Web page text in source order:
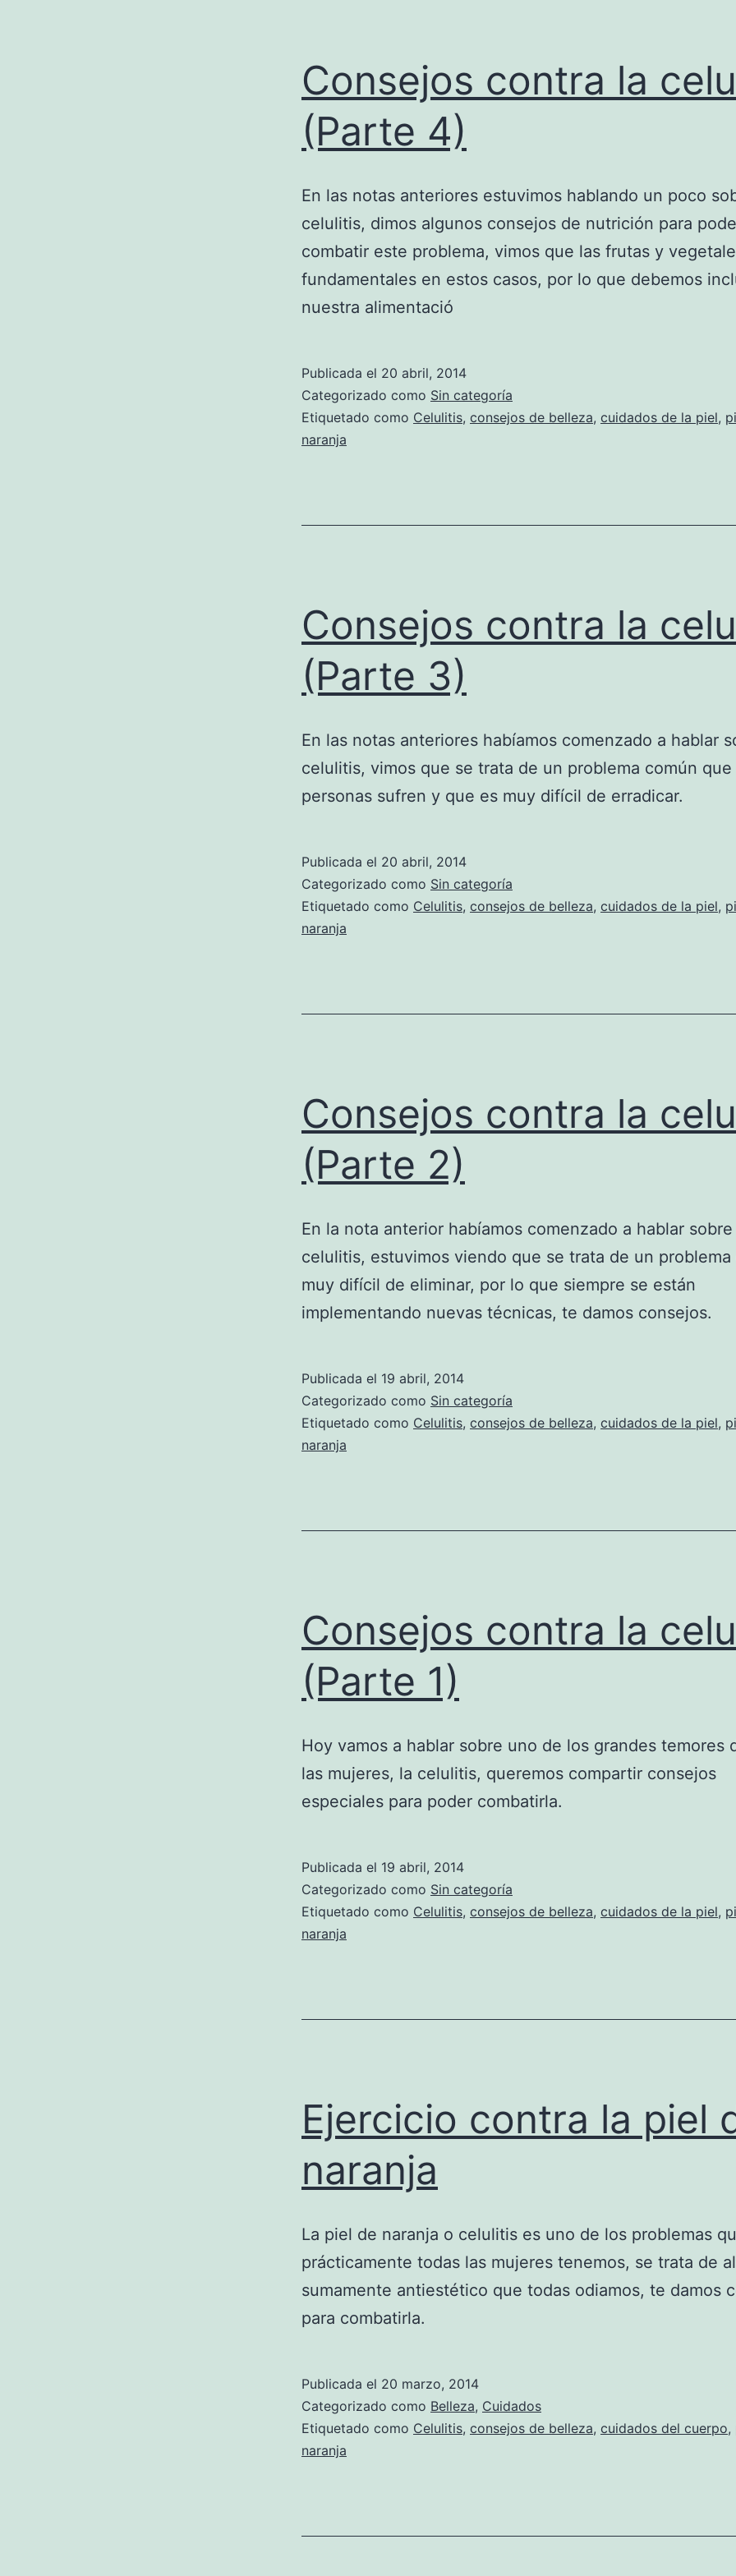
Consejos contra la
(Parte 4)
En las notas anteriores estuvimos hablando un poco
celulitis, dimos algunos consejos de nutrición para
combatir este problema, vimos que las frutas y
fundamentales en estos casos, por lo que debemos
nuestra alimentació
Publicada el 20 abril, 2014
Categorizado como Sin categoría
Etiquetado como Celulitis, consejos de belleza, cuidados de la piel,
naranja
Consejos contra la
(Parte 3)
En las notas anteriores habíamos comenzado a hablar
celulitis, vimos que se trata de un problema común que
personas sufren y que es muy difícil de erradicar.
Publicada el 20 abril, 2014
Categorizado como Sin categoría
Etiquetado como Celulitis, consejos de belleza, cuidados de la piel,
naranja
Consejos contra la
(Parte 2)
En la nota anterior habíamos comenzado a hablar sobre
celulitis, estuvimos viendo que se trata de un problema
muy difícil de eliminar, por lo que siempre se están
implementando nuevas técnicas, te damos consejos.
Publicada el 19 abril, 2014
Categorizado como Sin categoría
Etiquetado como Celulitis, consejos de belleza, cuidados de la piel,
naranja
Consejos contra la
(Parte 1)
Hoy vamos a hablar sobre uno de los grandes temores
las mujeres, la celulitis, queremos compartir consejos
especiales para poder combatirla.
Publicada el 19 abril, 2014
Categorizado como Sin categoría
Etiquetado como Celulitis, consejos de belleza, cuidados de la piel,
naranja
Ejercicio contra la piel
naranja
La piel de naranja o celulitis es uno de los problemas
prácticamente todas las mujeres tenemos, se trata de
sumamente antiestético que todas odiamos, te damos
para combatirla.
Publicada el 20 marzo, 2014
Categorizado como Belleza, Cuidados
Etiquetado como Celulitis, consejos de belleza, cuidados del cuerpo,
naranja